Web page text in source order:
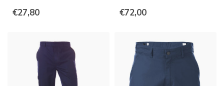
€27,80 €72,00